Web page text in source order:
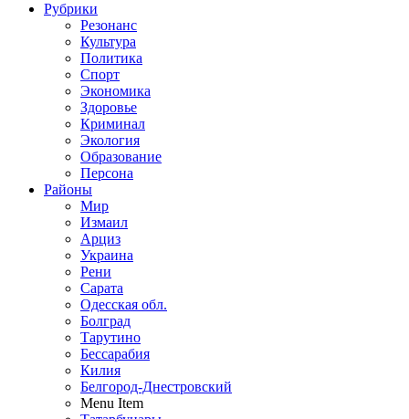
Рубрики
Резонанс
Культура
Политика
Спорт
Экономика
Здоровье
Криминал
Экология
Образование
Персона
Районы
Мир
Измаил
Арциз
Украина
Рени
Сарата
Одесская обл.
Болград
Тарутино
Бессарабия
Килия
Белгород-Днестровский
Menu Item